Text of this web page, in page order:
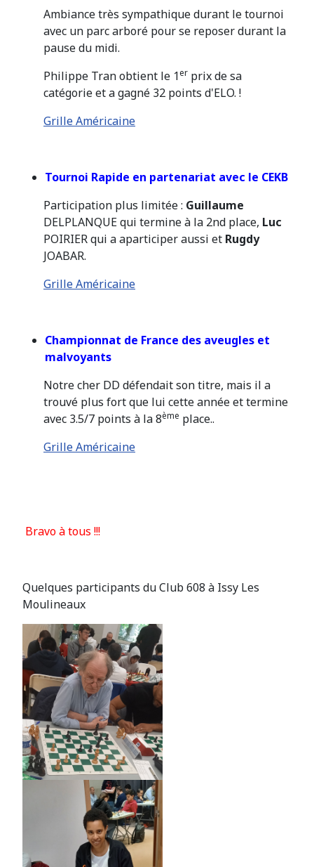
Ambiance très sympathique durant le tournoi
avec un parc arboré pour se reposer durant la
pause du midi.
Philippe Tran obtient le 1er prix de sa
catégorie et a gagné 32 points d'ELO. !
Grille Américaine
Tournoi Rapide en partenariat avec le CEKB
Participation plus limitée : Guillaume
DELPLANQUE qui termine à la 2nd place, Luc
POIRIER qui a aparticiper aussi et Rugdy
JOABAR.
Grille Américaine
Championnat de France des aveugles et
malvoyants
Notre cher DD défendait son titre, mais il a
trouvé plus fort que lui cette année et termine
avec 3.5/7 points à la 8ème place..
Grille Américaine
Bravo à tous !!!
Quelques participants du Club 608 à Issy Les
Moulineaux